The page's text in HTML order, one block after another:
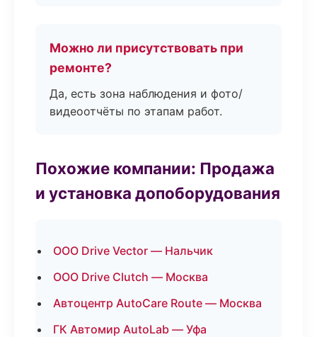
Можно ли присутствовать при
ремонте?
Да, есть зона наблюдения и фото/
видеоотчёты по этапам работ.
Похожие компании: Продажа
и установка допоборудования
ООО Drive Vector — Нальчик
ООО Drive Clutch — Москва
Автоцентр AutoCare Route — Москва
ГК Автомир AutoLab — Уфа